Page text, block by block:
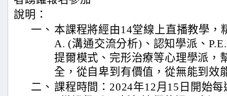
說明：
一、 本課程將經由14堂線上直播教學，
A. (溝通交流分析)、認知學派、
提爾模式、完形治療等心理學派，
全，從自卑到有價值，從無能到效
二、 課程時間：2024年12月15日開始